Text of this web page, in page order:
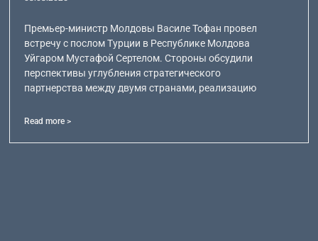
Премьер-министр Молдовы Василе Тофан провел
встречу с послом Турции в Республике Молдова
Уйгаром Мустафой Сертелом. Стороны обсудили
перспективы углубления стратегического
партнерства между двумя странами, реализацию
Read more >